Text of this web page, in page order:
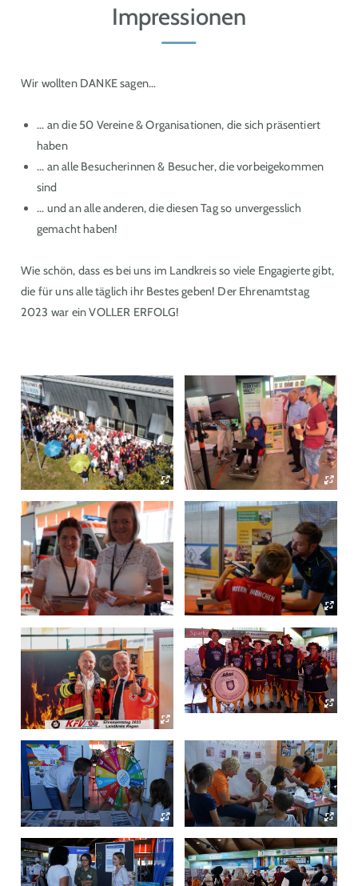
Impressionen
Wir wollten DANKE sagen...
... an die 50 Vereine & Organisationen, die sich präsentiert
haben
... an alle Besucherinnen & Besucher, die vorbeigekommen
sind
... und an alle anderen, die diesen Tag so unvergesslich
gemacht haben!
Wie schön, dass es bei uns im Landkreis so viele Engagierte gibt,
die für uns alle täglich ihr Bestes geben! Der Ehrenamtstag
2023 war ein VOLLER ERFOLG!